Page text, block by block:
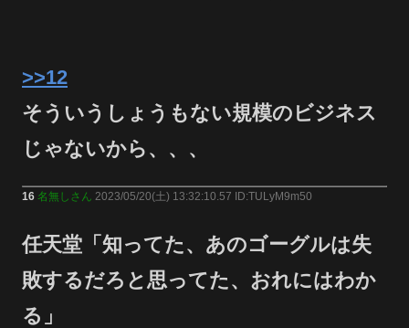
>>12
そういうしょうもない規模のビジネス
じゃないから、、、
16 名無しさん 2023/05/20(土) 13:32:10.57 ID:TULyM9m50
任天堂「知ってた、あのゴーグルは失
敗するだろと思ってた、おれにはわか
る」